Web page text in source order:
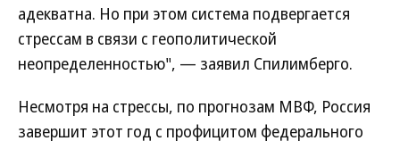
адекватна. Но при этом система подвергается
стрессам в связи с геополитической
неопределенностью", — заявил Спилимберго.
Несмотря на стрессы, по прогнозам МВФ, Россия
завершит этот год с профицитом федерального